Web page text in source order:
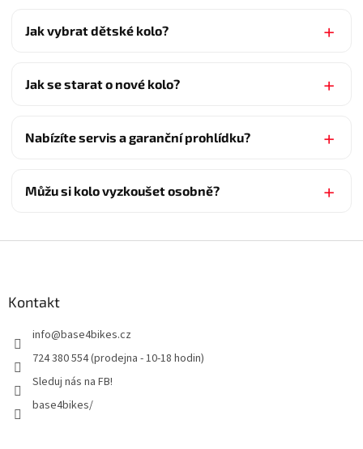
Jak vybrat dětské kolo?
Jak se starat o nové kolo?
Nabízíte servis a garanční prohlídku?
Můžu si kolo vyzkoušet osobně?
Kontakt
info@base4bikes.cz
724 380 554 (prodejna - 10-18 hodin)
Sleduj nás na FB!
base4bikes/